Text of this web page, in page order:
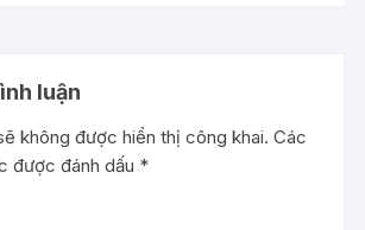
luận
không được hiển thị công khai. Các
được đánh dấu *